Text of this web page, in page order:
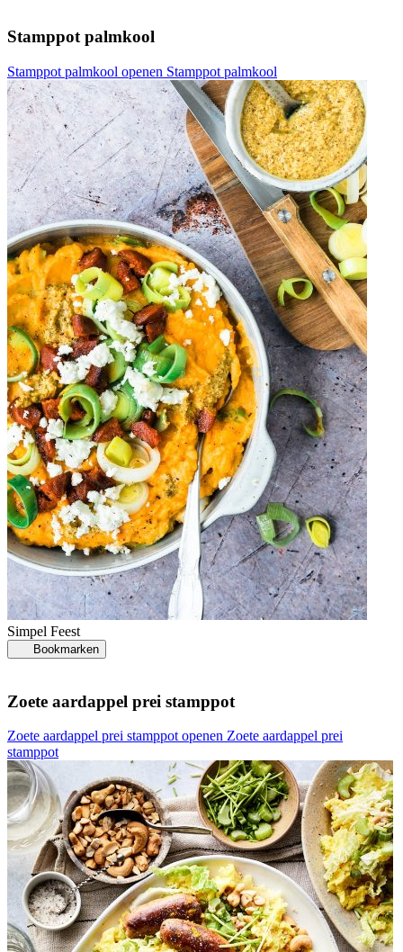
Stamppot palmkool
Stamppot palmkool openen Stamppot palmkool
Simpel Feest
Bookmarken
Zoete aardappel prei stamppot
Zoete aardappel prei stamppot openen Zoete aardappel prei
stamppot